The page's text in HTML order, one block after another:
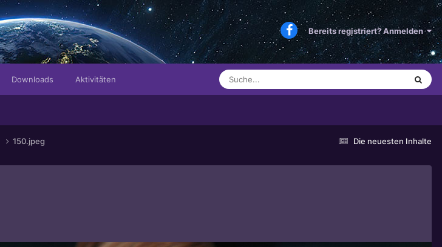
Bereits registriert? Anmelden
Downloads Aktivitäten
Die neuesten Inhalte
150.jpeg